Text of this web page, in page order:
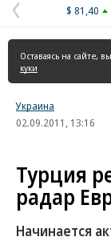
Предыдущая
страница
$ 81,40
Оставаясь на сайте,
куки
Украина
02.09.2011, 13:16
Турция
радар
Начинается